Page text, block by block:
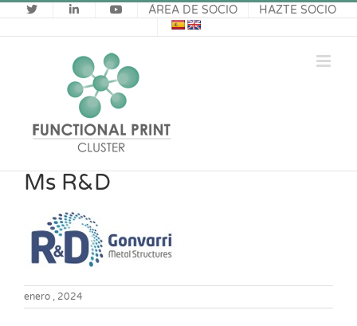
Saltar
al
contenido
ÁREA DE SOCIO HAZTE SOCIO
Ms R&D
enero , 2024